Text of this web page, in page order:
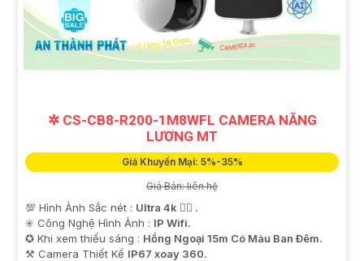
✲ CS-CB8-R200-1M8WFL CAMERA NĂNG
LƯƠNG MT
Giá Khuyến Mại: 5%-35%
Giá Bán: liên hệ
💯 Hình Ảnh Sắc nét : Ultra 4k 👍🏾 .
✳️ Công Nghệ Hình Ảnh : IP Wifi.
✪ Khi xem thiếu sáng : Hồng Ngoại 15m Có Màu Ban Ðêm.
⚒ Camera Thiết Kế IP67 xoay 360.